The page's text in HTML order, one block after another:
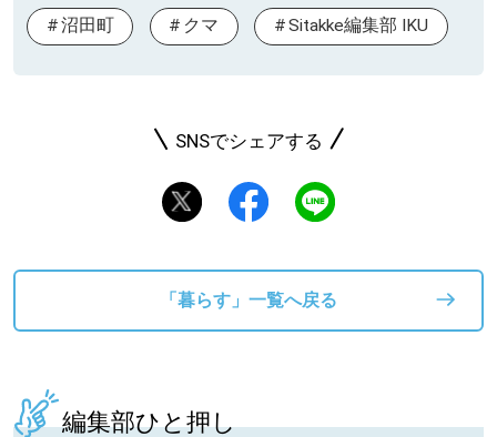
沼田町 クマ Sitakke編集部 IKU
SNSでシェアする
「暮らす」一覧へ戻る
編集部ひと押し